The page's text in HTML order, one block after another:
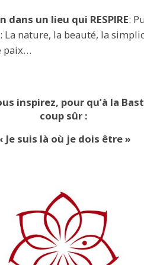
un lieu qui RESPIRE:
La nature, la beauté, la
paix…
inspirez, pour qu’à la
coup sûr :
Je suis là où je dois être »